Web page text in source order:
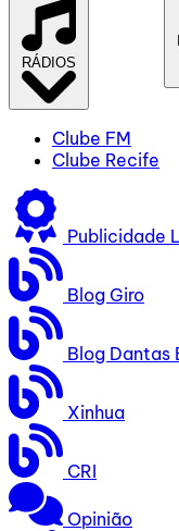
RÁDIOS
Clube FM
Clube Recife
Publicidade
Blog Giro
Blog Dantas
Xinhua
CRI
Opinião